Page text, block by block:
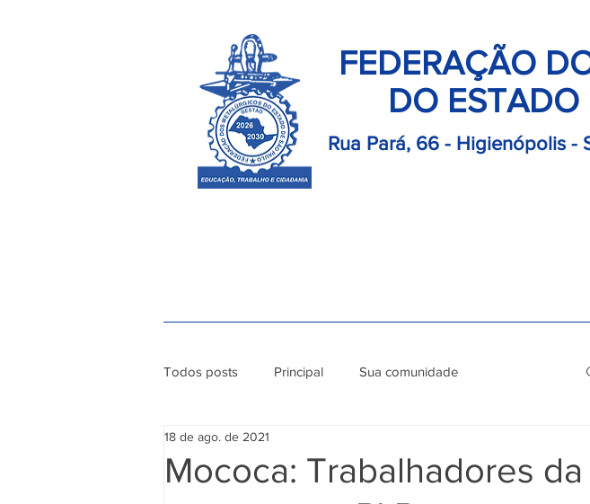
FEDERAÇÃO
DO
Rua Pará, 66 - Higienópolis -
Todos posts Principal Sua comunidade
Mococa: Trabalhadores
18 de ago. de 2021